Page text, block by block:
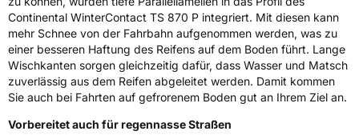
Rollgeräusch (Klasse)B
Rollgeräusch (dB)71
FahrzeugklasseC1
3PMSF / Schneeflockensymbol / Alpine-SymbolJa
Continental WinterContact TS 870 P integriert. Mit diesen kann
mehr Schnee von der Fahrbahn aufgenommen werden, was zu
einer besseren Haftung des Reifens auf dem Boden führt. Lange
Wischkanten sorgen gleichzeitig dafür, dass Wasser und Matsch
zuverlässig aus dem Reifen abgeleitet werden. Damit kommen
Sie auch bei Fahrten auf gefrorenem Boden gut an Ihrem Ziel an.
Vorbereitet auch für regennasse Straßen